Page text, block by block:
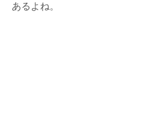
あるよね。